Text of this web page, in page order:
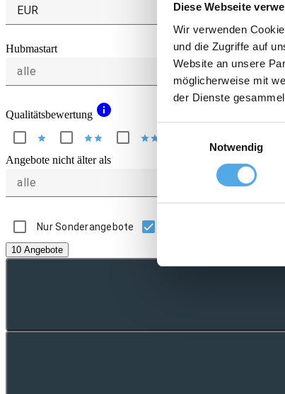
Diese Webseite
Wir verwenden
und die Zugriffe auf
Website an unsere
möglicherweise mit
der Dienste
Notwendig
EUR
Hubmastart
alle
Qualitätsbewertung info
star starstar starstar
Angebote nicht älter als
alle
Nur Sonderangebote
10 Angebote